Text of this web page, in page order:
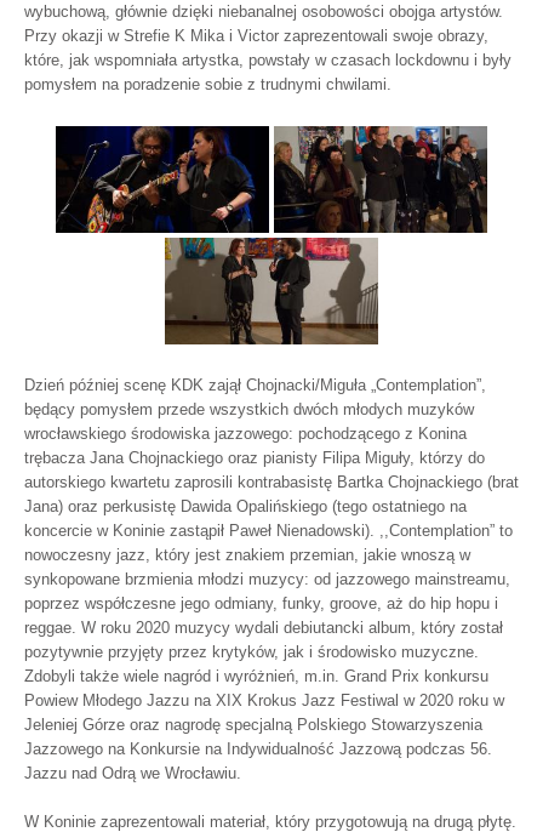
wybuchową, głównie dzięki niebanalnej osobowości obojga artystów.
Przy okazji w Strefie K Mika i Victor zaprezentowali swoje obrazy,
które, jak wspomniała artystka, powstały w czasach lockdownu i były
pomysłem na poradzenie sobie z trudnymi chwilami.
Dzień później scenę KDK zajął Chojnacki/Miguła „Contemplation”,
będący pomysłem przede wszystkich dwóch młodych muzyków
wrocławskiego środowiska jazzowego: pochodzącego z Konina
trębacza Jana Chojnackiego oraz pianisty Filipa Miguły, którzy do
autorskiego kwartetu zaprosili kontrabasistę Bartka Chojnackiego (brat
Jana) oraz perkusistę Dawida Opalińskiego (tego ostatniego na
koncercie w Koninie zastąpił Paweł Nienadowski). ,,Contemplation” to
nowoczesny jazz, który jest znakiem przemian, jakie wnoszą w
synkopowane brzmienia młodzi muzycy: od jazzowego mainstreamu,
poprzez współczesne jego odmiany, funky, groove, aż do hip hopu i
reggae. W roku 2020 muzycy wydali debiutancki album, który został
pozytywnie przyjęty przez krytyków, jak i środowisko muzyczne.
Zdobyli także wiele nagród i wyróżnień, m.in. Grand Prix konkursu
Powiew Młodego Jazzu na XIX Krokus Jazz Festiwal w 2020 roku w
Jeleniej Górze oraz nagrodę specjalną Polskiego Stowarzyszenia
Jazzowego na Konkursie na Indywidualność Jazzową podczas 56.
Jazzu nad Odrą we Wrocławiu.
W Koninie zaprezentowali materiał, który przygotowują na drugą płytę.